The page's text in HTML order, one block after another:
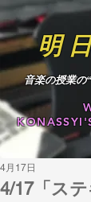
明
音楽の授業の
4/17「ス
4月17日